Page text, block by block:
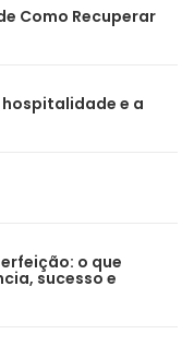
Como Recuperar
hospitalidade e a
o que
sucesso e